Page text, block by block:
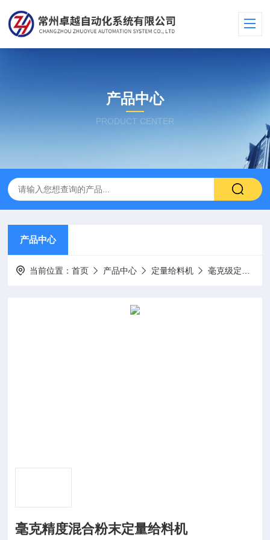
产品中心
PRODUCT CENTER
产品中心
当前位置：首页 产品中心 定量给料机 毫克级定量给料机
毫克精度混合粉末定量给料机